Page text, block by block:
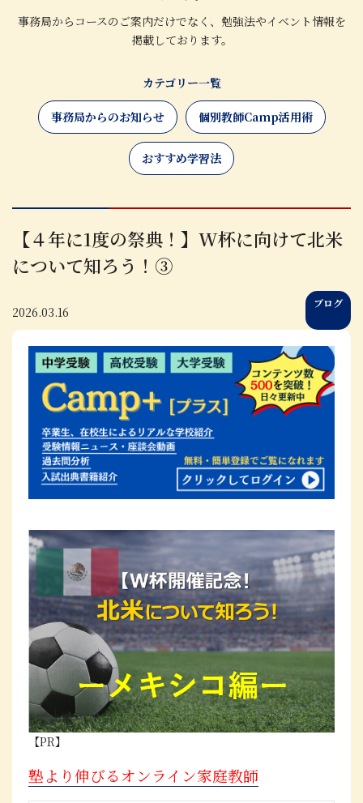
事務局からコースのご案内だけでなく、勉強法やイベント情報を
掲載しております。
カテゴリー一覧
事務局からのお知らせ 個別教師Camp活用術
おすすめ学習法
【４年に1度の祭典！】W杯に向けて北米
について知ろう！③
2026.03.16
ブログ
【PR】
塾より伸びるオンライン家庭教師